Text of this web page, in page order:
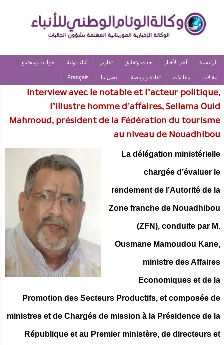
الرئيسية آخر الأخبار حدث وتعليق تقارير أنباء دولية حوادث ومجتمع
مقالات مقابلات ثقافة و رياضة اتصل بنا Français
Interview avec le notable et l’acteur politique,
l’illustre homme d'affaires, Sellama Ould
Mahmoud, président de la Fédération du tourisme
au niveau de Nouadhibou
La délégation ministérielle
chargée d’évaluer le
rendement de l’Autorité de la
Zone franche de Nouadhibou
(ZFN), conduite par M.
Ousmane Mamoudou Kane,
ministre des Affaires
Economiques et de la
Promotion des Secteurs Productifs, et composée de
ministres et de Chargés de mission à la Présidence de la
République et au Premier ministère, de directeurs et